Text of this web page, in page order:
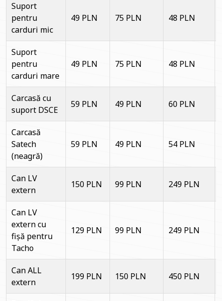
Suport
pentru
carduri mic
49 PLN 75 PLN 48 PLN
Suport
pentru
carduri mare
49 PLN 75 PLN 48 PLN
Carcasă cu
suport DSCE
59 PLN 49 PLN 60 PLN
Carcasă
Satech
(neagră)
59 PLN 49 PLN 54 PLN
Can LV
extern
150 PLN 99 PLN 249 PLN
Can LV
extern cu
fișă pentru
Tacho
129 PLN 99 PLN 249 PLN
Can ALL
extern
199 PLN 150 PLN 450 PLN